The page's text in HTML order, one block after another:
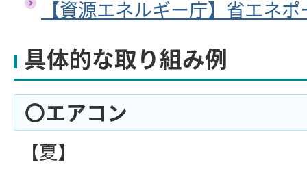
【資源エネルギー庁】省エネ
具体的な取り組み例
〇エアコン
【夏】